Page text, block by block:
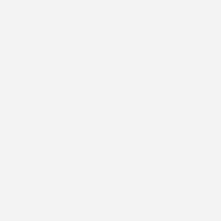
01 / 2003-10-01
09-01 / 2005-05-01
02-01 / 2009-06-01
- 43 Kw 58 Ps | 1998-09-01 / -
Ps | 2000-02-01 / 2001-05-01
04-01 / -
Ps | 2001-06-01 / -
02-01
01 / 2009-07-01